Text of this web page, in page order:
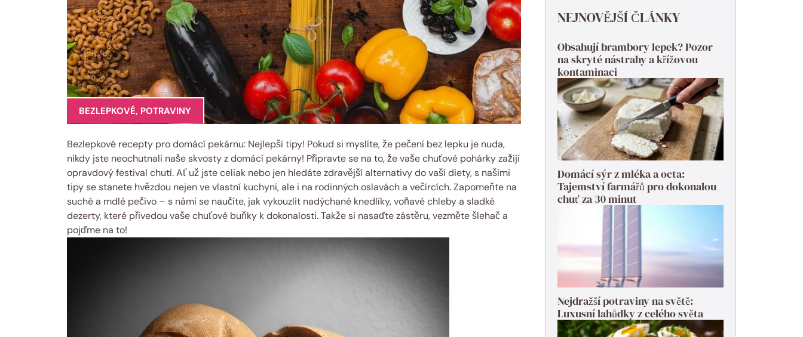
BEZLEPKOVÉ, POTRAVINY
Bezlepkové recepty pro domácí pekárnu: Nejlepší tipy! Pokud si myslíte, že pečení bez lepku je nuda,
nikdy jste neochutnali naše skvosty z domácí pekárny! Připravte se na to, že vaše chuťové pohárky zažijí
opravdový festival chutí. Ať už jste celiak nebo jen hledáte zdravější alternativy do vaší diety, s našimi
tipy se stanete hvězdou nejen ve vlastní kuchyni, ale i na rodinných oslavách a večírcích. Zapomeňte na
suché a mdlé pečivo – s námi se naučíte, jak vykouzlit nadýchané knedlíky, voňavé chleby a sladké
dezerty, které přivedou vaše chuťové buňky k dokonalosti. Takže si nasaďte zástěru, vezměte šlehač a
pojďme na to!
NEJNOVĚJŠÍ ČLÁNKY
Obsahují brambory lepek? Pozor
na skryté nástrahy a křížovou
kontaminaci
Domácí sýr z mléka a octa:
Tajemství farmářů pro dokonalou
chuť za 30 minut
Nejdražší potraviny na světě:
Luxusní lahůdky z celého světa